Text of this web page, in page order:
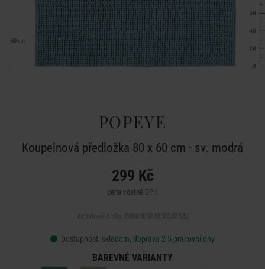
POPEYE
Koupelnová předložka 80 x 60 cm - sv. modrá
299 Kč
cena včetně DPH
Dostupnost: skladem, doprava 2-5 pracovní dny
BAREVNÉ VARIANTY